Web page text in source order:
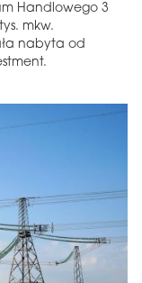
Handlowego 3
mkw.
nabyta od